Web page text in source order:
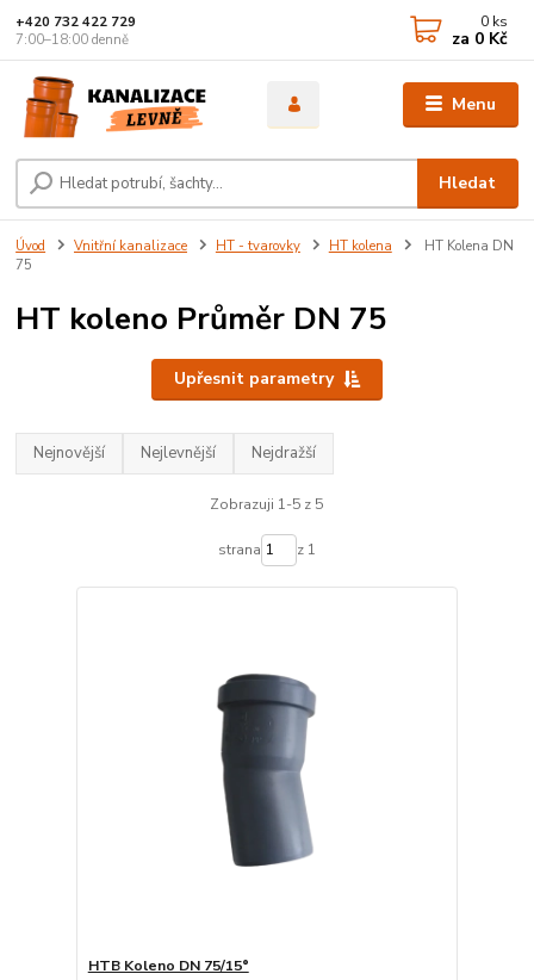
Menu
Hledat
+420 732 422 729
7:00–18:00 denně
0 ks
za 0 Kč
Úvod Vnitřní kanalizace HT - tvarovky HT kolena
HT Kolena DN
75
HT koleno Průměr DN 75
Upřesnit parametry
Nejnovější Nejlevnější Nejdražší
Zobrazuji 1-5 z 5
strana z 1
HTB Koleno DN 75/15°